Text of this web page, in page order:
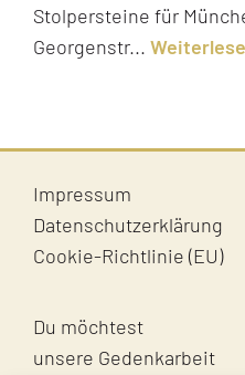
Stolpersteine für
Georgenstr...
Impressum
Datenschutzerklärung
Cookie-Richtlinie (EU)
Du möchtest
unsere Gedenkarbeit